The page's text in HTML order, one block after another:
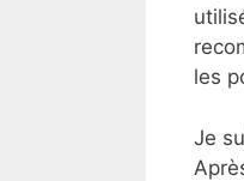
les
Je